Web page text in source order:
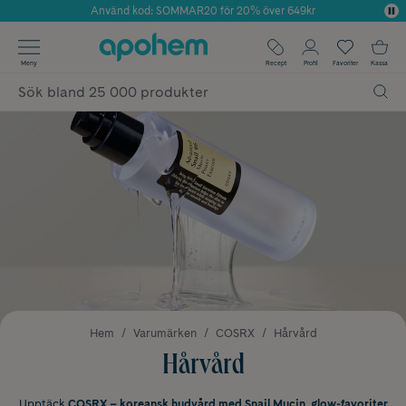
Årets Butik 2025 inom Skönhet
Använd kod: SOMMAR20 för 20% över 649kr
✓ Fri frakt
✓ Poäng på alla köp*
Meny Recept Profil Favoriter Kassa
Hem Varumärken COSRX Hårvård
Hårvård